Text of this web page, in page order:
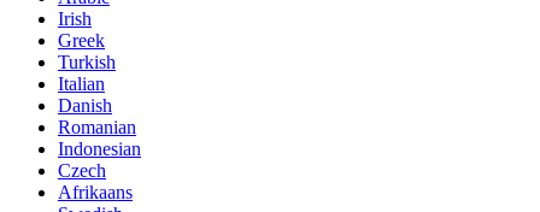
Irish
Greek
Turkish
Italian
Danish
Romanian
Indonesian
Czech
Afrikaans